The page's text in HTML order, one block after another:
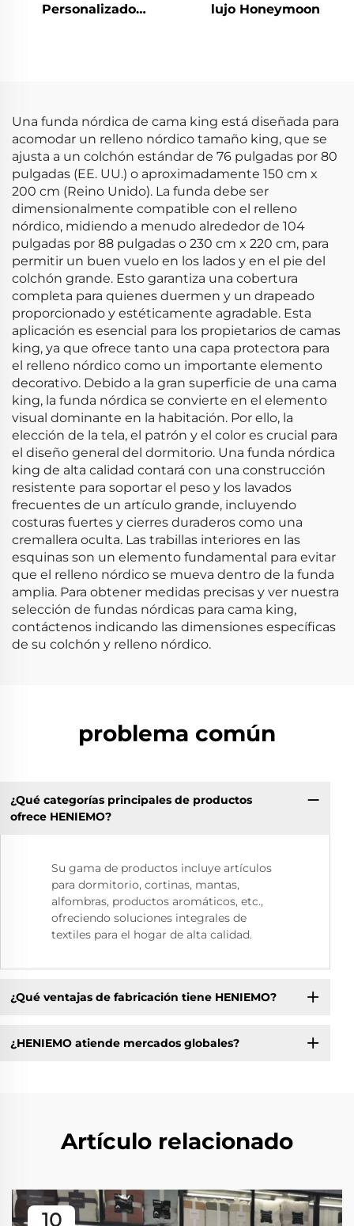
Personalizado
lujo Honeymoon
Una funda nórdica de cama king está diseñada para
acomodar un relleno nórdico tamaño king, que se
ajusta a un colchón estándar de 76 pulgadas por 80
pulgadas (EE. UU.) o aproximadamente 150 cm x
200 cm (Reino Unido). La funda debe ser
dimensionalmente compatible con el relleno
nórdico, midiendo a menudo alrededor de 104
pulgadas por 88 pulgadas o 230 cm x 220 cm, para
permitir un buen vuelo en los lados y en el pie del
colchón grande. Esto garantiza una cobertura
completa para quienes duermen y un drapeado
proporcionado y estéticamente agradable. Esta
aplicación es esencial para los propietarios de camas
king, ya que ofrece tanto una capa protectora para
el relleno nórdico como un importante elemento
decorativo. Debido a la gran superficie de una cama
king, la funda nórdica se convierte en el elemento
visual dominante en la habitación. Por ello, la
elección de la tela, el patrón y el color es crucial para
el diseño general del dormitorio. Una funda nórdica
king de alta calidad contará con una construcción
resistente para soportar el peso y los lavados
frecuentes de un artículo grande, incluyendo
costuras fuertes y cierres duraderos como una
cremallera oculta. Las trabillas interiores en las
esquinas son un elemento fundamental para evitar
que el relleno nórdico se mueva dentro de la funda
amplia. Para obtener medidas precisas y ver nuestra
selección de fundas nórdicas para cama king,
contáctenos indicando las dimensiones específicas
de su colchón y relleno nórdico.
problema común
¿Qué categorías principales de productos
ofrece HENIEMO?
Su gama de productos incluye artículos
para dormitorio, cortinas, mantas,
alfombras, productos aromáticos, etc.,
ofreciendo soluciones integrales de
textiles para el hogar de alta calidad.
¿Qué ventajas de fabricación tiene HENIEMO?
¿HENIEMO atiende mercados globales?
Artículo relacionado
10